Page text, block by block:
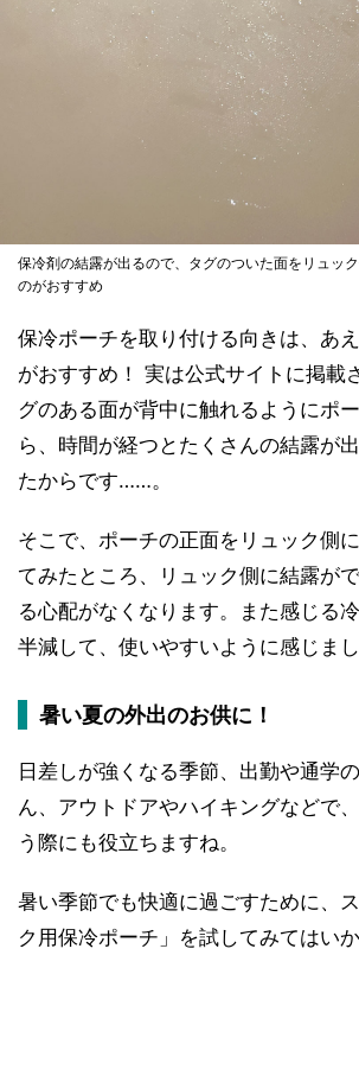
保冷剤の結露が出るので、タグのついた面をリュッ
のがおすすめ
保冷ポーチを取り付ける向きは、あ
がおすすめ！ 実は公式サイトに掲載
グのある面が背中に触れるようにポ
ら、時間が経つとたくさんの結露が
たからです……。
そこで、ポーチの正面をリュック側
てみたところ、リュック側に結露が
る心配がなくなります。また感じる
半減して、使いやすいように感じまし
暑い夏の外出のお供に！
日差しが強くなる季節、出勤や通学
ん、アウトドアやハイキングなどで
う際にも役立ちますね。
暑い季節でも快適に過ごすために、
ク用保冷ポーチ」を試してみてはい